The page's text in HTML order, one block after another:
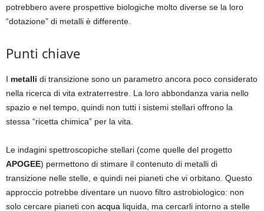
potrebbero avere prospettive biologiche molto diverse se la loro
“dotazione” di metalli è differente.
Punti chiave
I metalli di transizione sono un parametro ancora poco considerato
nella ricerca di vita extraterrestre. La loro abbondanza varia nello
spazio e nel tempo, quindi non tutti i sistemi stellari offrono la
stessa “ricetta chimica” per la vita.
Le indagini spettroscopiche stellari (come quelle del progetto
APOGEE) permettono di stimare il contenuto di metalli di
transizione nelle stelle, e quindi nei pianeti che vi orbitano. Questo
approccio potrebbe diventare un nuovo filtro astrobiologico: non
solo cercare pianeti con acqua liquida, ma cercarli intorno a stelle